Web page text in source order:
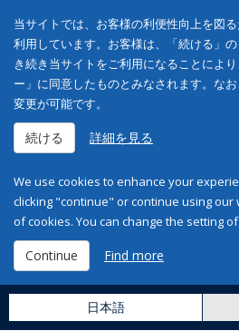
当サイトでは、お客様の利便性向上を図
利用しています。お客様は、「続ける」
き続き当サイトをご利用になることによ
ー」に同意したものとみなされます。な
変更が可能です。
続ける 詳細を見る
We use cookies to enhance your
clicking "continue" or continue using our
of cookies. You can change the setting
Continue Find more
日本語